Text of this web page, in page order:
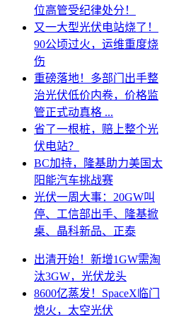
位高管受纪律处分！
又一大型光伏电站烧了！
90公顷过火，运维重度烧
伤
重磅落地！多部门出手整
治光伏低价内卷，价格监
管正式动真格 ...
省了一根桩，赔上整个光
伏电站？
BC加持，隆基助力美国太
阳能汽车挑战赛
光伏一周大事：20GW叫
停、工信部出手、隆基掀
桌、晶科新品、正泰
出清开始！新增1GW需淘
汰3GW，光伏龙头
8600亿蒸发！SpaceX临门
熄火，太空光伏